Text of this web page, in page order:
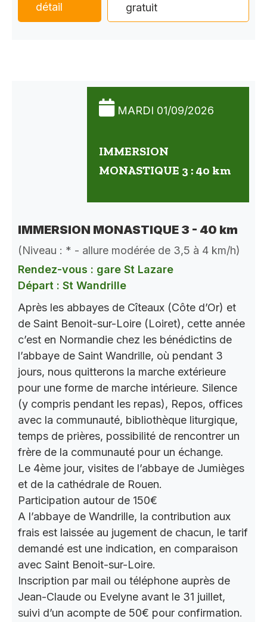
détail
gratuit
MARDI 01/09/2026
IMMERSION
MONASTIQUE 3 : 40 km
IMMERSION MONASTIQUE 3 - 40 km
(Niveau : * - allure modérée de 3,5 à 4 km/h)
Rendez-vous : gare St Lazare
Départ : St Wandrille
Après les abbayes de Cîteaux (Côte d’Or) et
de Saint Benoit-sur-Loire (Loiret), cette année
c’est en Normandie chez les bénédictins de
l’abbaye de Saint Wandrille, où pendant 3
jours, nous quitterons la marche extérieure
pour une forme de marche intérieure. Silence
(y compris pendant les repas), Repos, offices
avec la communauté, bibliothèque liturgique,
temps de prières, possibilité de rencontrer un
frère de la communauté pour un échange.
Le 4ème jour, visites de l’abbaye de Jumièges
et de la cathédrale de Rouen.
Participation autour de 150€
A l’abbaye de Wandrille, la contribution aux
frais est laissée au jugement de chacun, le tarif
demandé est une indication, en comparaison
avec Saint Benoit-sur-Loire.
Inscription par mail ou téléphone auprès de
Jean-Claude ou Evelyne avant le 31 juillet,
suivi d’un acompte de 50€ pour confirmation.